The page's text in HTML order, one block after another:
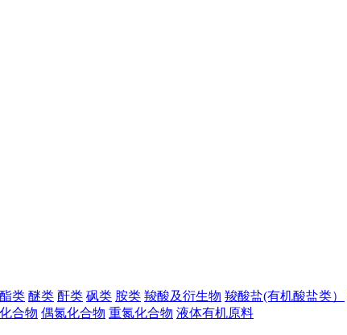
酯类 醚类 酐类 砜类 胺类 羧酸及衍生物 羧酸盐(有机酸盐类）
合物 偶氮化合物 重氮化合物 液体有机原料